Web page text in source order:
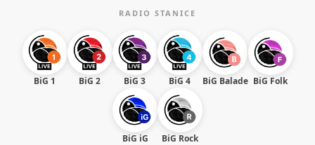
RADIO STANICE
BiG 1 BiG 2 BiG 3 BiG 4 BiG Balade BiG Folk
BiG iG BiG Rock